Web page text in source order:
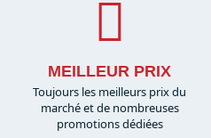
MEILLEUR PRIX
Toujours les meilleurs prix du
marché et de nombreuses
promotions dédiées